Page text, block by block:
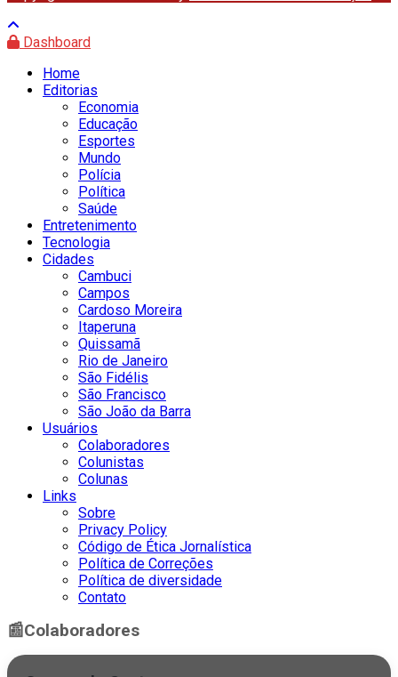
Dashboard
Home
Editorias
Economia
Educação
Esportes
Mundo
Polícia
Política
Saúde
Entretenimento
Tecnologia
Cidades
Cambuci
Campos
Cardoso Moreira
Itaperuna
Quissamã
Rio de Janeiro
São Fidélis
São Francisco
São João da Barra
Usuários
Colaboradores
Colunistas
Colunas
Links
Sobre
Privacy Policy
Código de Ética Jornalística
Política de Correções
Política de diversidade
Contato
📰Colaboradores